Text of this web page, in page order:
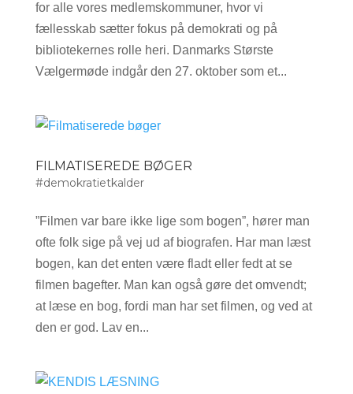
for alle vores medlemskommuner, hvor vi
fællesskab sætter fokus på demokrati og på
bibliotekernes rolle heri. Danmarks Største
Vælgermøde indgår den 27. oktober som et...
FILMATISEREDE BØGER
#demokratietkalder
”Filmen var bare ikke lige som bogen”, hører man
ofte folk sige på vej ud af biografen. Har man læst
bogen, kan det enten være fladt eller fedt at se
filmen bagefter. Man kan også gøre det omvendt;
at læse en bog, fordi man har set filmen, og ved at
den er god. Lav en...